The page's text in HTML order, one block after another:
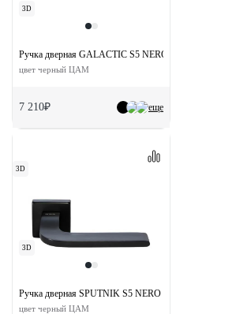
3D
еще
Ручка дверная GALACTIC S5 NERO раздельная на
цвет черный ЦАМ
7 210₽
3D
3D
Ручка дверная SPUTNIK S5 NERO раздельная на
цвет черный ЦАМ